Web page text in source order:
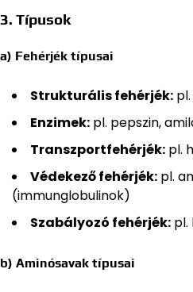
3. Típusok
a) Fehérjék típusai
Strukturális fehérjék:
Enzimek: pl. pepszin,
Transzportfehérjék: pl.
Védekező fehérjék: pl.
(immunglobulinok)
Szabályozó fehérjék: pl.
b) Aminósavak típusai